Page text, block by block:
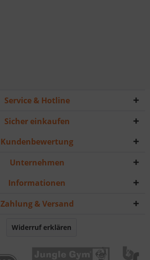
Service & Hotline
Sicher einkaufen
Kundenbewertung
Unternehmen
Informationen
Zahlung & Versand
Widerruf erklären